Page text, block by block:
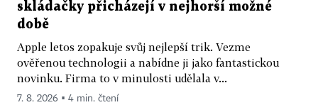
skládačky přicházejí v nejhorší možné
době
Apple letos zopakuje svůj nejlepší trik. Vezme
ověřenou technologii a nabídne ji jako fantastickou
novinku. Firma to v minulosti udělala v...
7. 8. 2026 ▪ 4 min. čtení